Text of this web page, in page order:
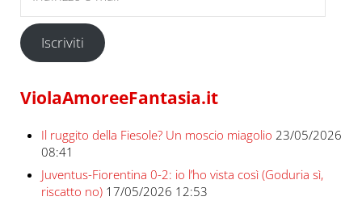
Iscriviti
ViolaAmoreeFantasia.it
Il ruggito della Fiesole? Un moscio miagolio 23/05/2026
08:41
Juventus-Fiorentina 0-2: io l’ho vista così (Goduria sì,
riscatto no) 17/05/2026 12:53